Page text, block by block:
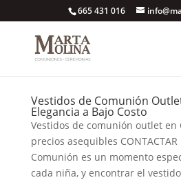
665 431 016
Vestidos de Comunión
Elegancia a Bajo Costo
Vestidos de comunión outlet en
precios asequibles
Comunión es un momento
cada niña, y encontrar el